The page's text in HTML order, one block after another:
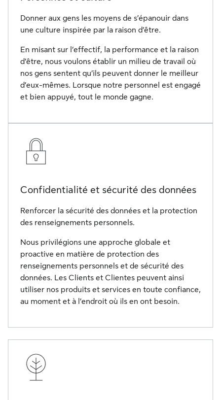
Donner aux gens les moyens de s’épanouir dans
une culture inspirée par la raison d’être.
En misant sur l’effectif, la performance et la raison
d’être, nous voulons établir un milieu de travail où
nos gens sentent qu’ils peuvent donner le meilleur
d’eux-mêmes. Lorsque notre personnel est engagé
et bien appuyé, tout le monde gagne.
Confidentialité et sécurité des données
Renforcer la sécurité des données et la protection
des renseignements personnels.
Nous privilégions une approche globale et
proactive en matière de protection des
renseignements personnels et de sécurité des
données. Les Clients et Clientes peuvent ainsi
utiliser nos produits et services en toute confiance,
au moment et à l’endroit où ils en ont besoin.